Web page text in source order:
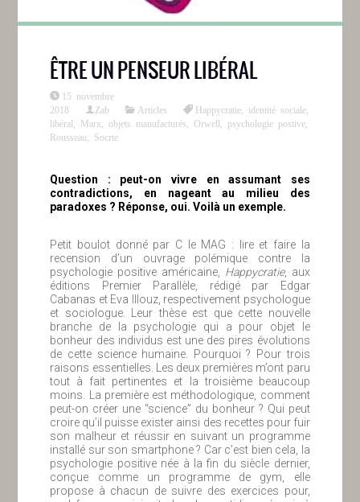
ÊTRE UN PENSEUR LIBÉRAL
15 novembre
2018
Zab Articles Happycratie identité sociale
libéral
Marx ,objets manufacturés ,Orwell psychologie postive
Rousseau
Socrte
Question : peut-on vivre en assumant ses
contradictions, en nageant au milieu des
paradoxes ? Réponse, oui. Voilà un exemple.
Petit boulot donné par C le MAG : lire et faire la
recension d’un ouvrage polémique contre la
psychologie positive américaine, Happycratie, aux
éditions Premier Parallèle, rédigé par Edgar
Cabanas et Eva Illouz, respectivement psychologue
et sociologue. Leur thèse est que cette nouvelle
branche de la psychologie qui a pour objet le
bonheur des individus est une des pires évolutions
de cette science humaine. Pourquoi ? Pour trois
raisons essentielles. Les deux premières m’ont paru
tout à fait pertinentes et la troisième beaucoup
moins. La première est méthodologique, comment
peut-on créer une “science” du bonheur ? Qui peut
croire qu’il puisse exister ainsi des recettes pour fuir
son malheur et réussir en suivant un programme
installé sur son smartphone ? Car c’est bien cela, la
psychologie positive née à la fin du siècle dernier,
conçue comme un programme de gym, elle
propose à chacun de suivre des exercices pour,